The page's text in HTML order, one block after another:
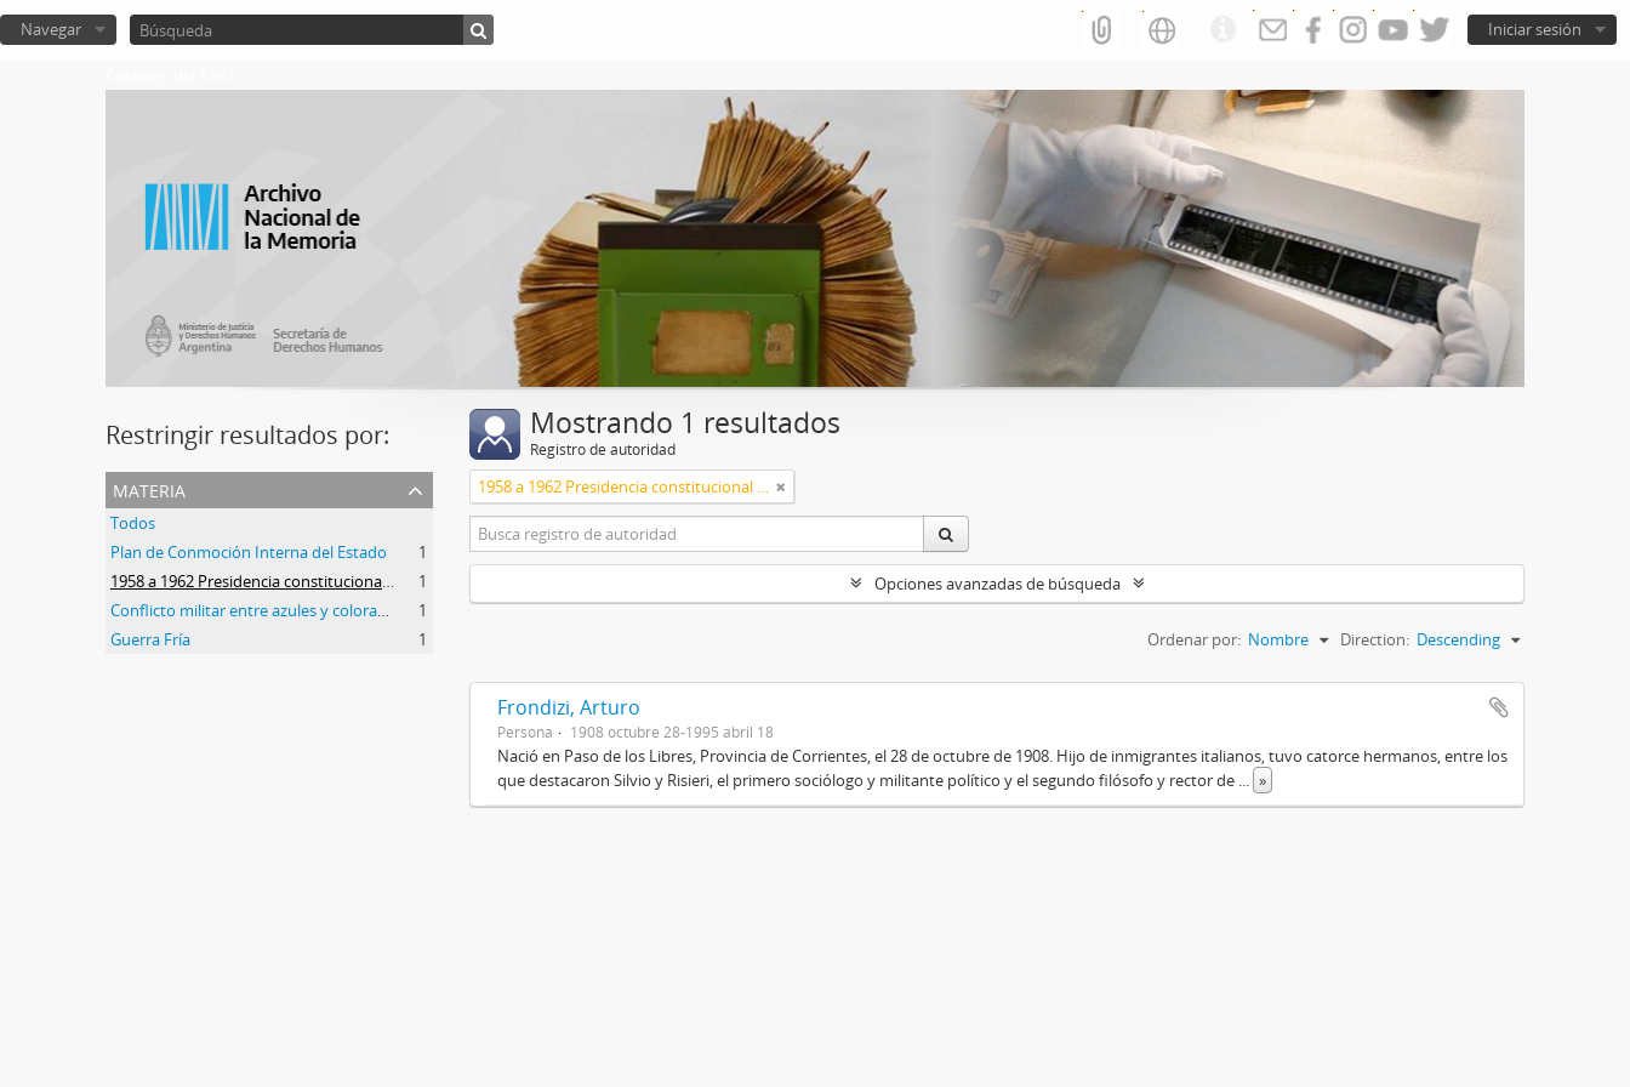
Iniciar sesión
Navegar
Restringir resultados por:
materia
Todos
Plan de Conmoción Interna del Estado
1
1
1
Guerra Fría
1
Mostrando 1 resultados
Registro de autoridad
Opciones avanzadas de búsqueda
Ordenar por: Nombre Direction: Descending
Frondizi, Arturo
Persona 1908 octubre 28-1995 abril 18
Nació en Paso de los Libres, Provincia de Corrientes, el 28 de octubre de 1908. Hijo de inmigrantes italianos, tuvo catorce hermanos, entre los
que destacaron Silvio y Risieri, el primero sociólogo y militante político y el segundo filósofo y rector de
»